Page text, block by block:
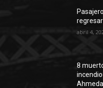
abril 4,
8